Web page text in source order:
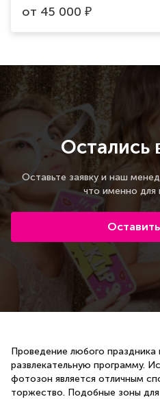
от 45 000 ₽
Остались
Оставьте заявку и наш
что именно для
Проведение любого праздника
развлекательную программу.
фотозон является отличным
торжество. Подобные зоны